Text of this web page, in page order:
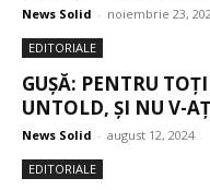
News Solid - noiembrie 23,
EDITORIALE
GUȘĂ: PENTRU
UNTOLD, ȘI NU V-
News Solid - august 12, 2024
EDITORIALE